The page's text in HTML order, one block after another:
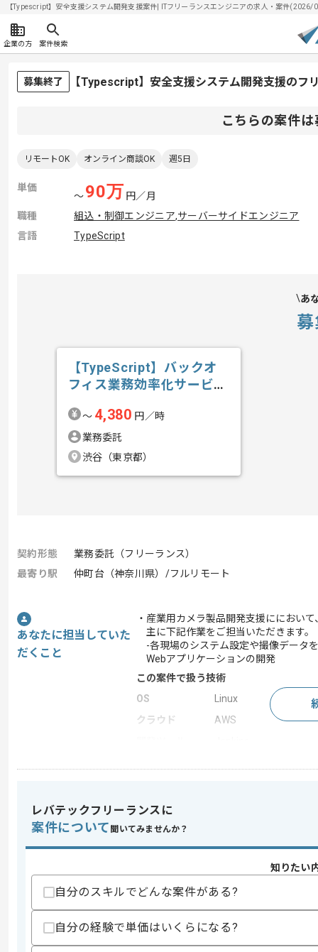
【Typescript】安全支援システム開発支援案件| ITフリーランスエンジニアの求人・案件(2026/
企業の方 案件検索
募集終了 【Typescript】安全支援システム開発支援のフ
こちらの案件
リモートOK オンライン商談OK 週5日
単価
〜90万 円／月
職種
組込・制御エンジニア,サーバーサイドエンジニア
言語
TypeScript
あ
【TypeScript】バックオ
フィス業務効率化サービス
〜 4,380 円／時
業務委託
渋谷（東京都）
契約形態
業務委託（フリーランス）
最寄り駅
仲町台（神奈川県）/フルリモート
あなたに担当していた
だくこと
・産業用カメラ製品開発支援ににおいて
主に下記作業をご担当いただきます。
-各現場のシステム設定や撮像データ
Webアプリケーションの開発
この案件で扱う技術
OS
Linux
クラウド
AWS
特徴
スキル
・Webアプリ開発環境の構築経験
・TypeScriptでのバックエンド経験
レバテックフリーランスに
案件について 聞いてみませんか？
知りたい
自分のスキルでどんな案件がある?
自分の経験で単価はいくらになる?